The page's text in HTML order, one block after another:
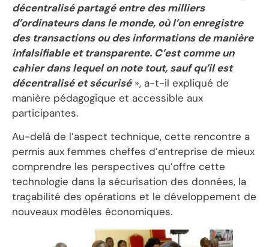
décentralisé partagé entre des milliers
d’ordinateurs dans le monde, où l’on enregistre
des transactions ou des informations de manière
infalsifiable et transparente. C’est comme un
cahier dans lequel on note tout, sauf qu’il est
décentralisé et sécurisé», a-t-il expliqué de
manière pédagogique et accessible aux
participantes.
Au-delà de l’aspect technique, cette rencontre a
permis aux femmes cheffes d’entreprise de mieux
comprendre les perspectives qu’offre cette
technologie dans la sécurisation des données, la
traçabilité des opérations et le développement de
nouveaux modèles économiques.